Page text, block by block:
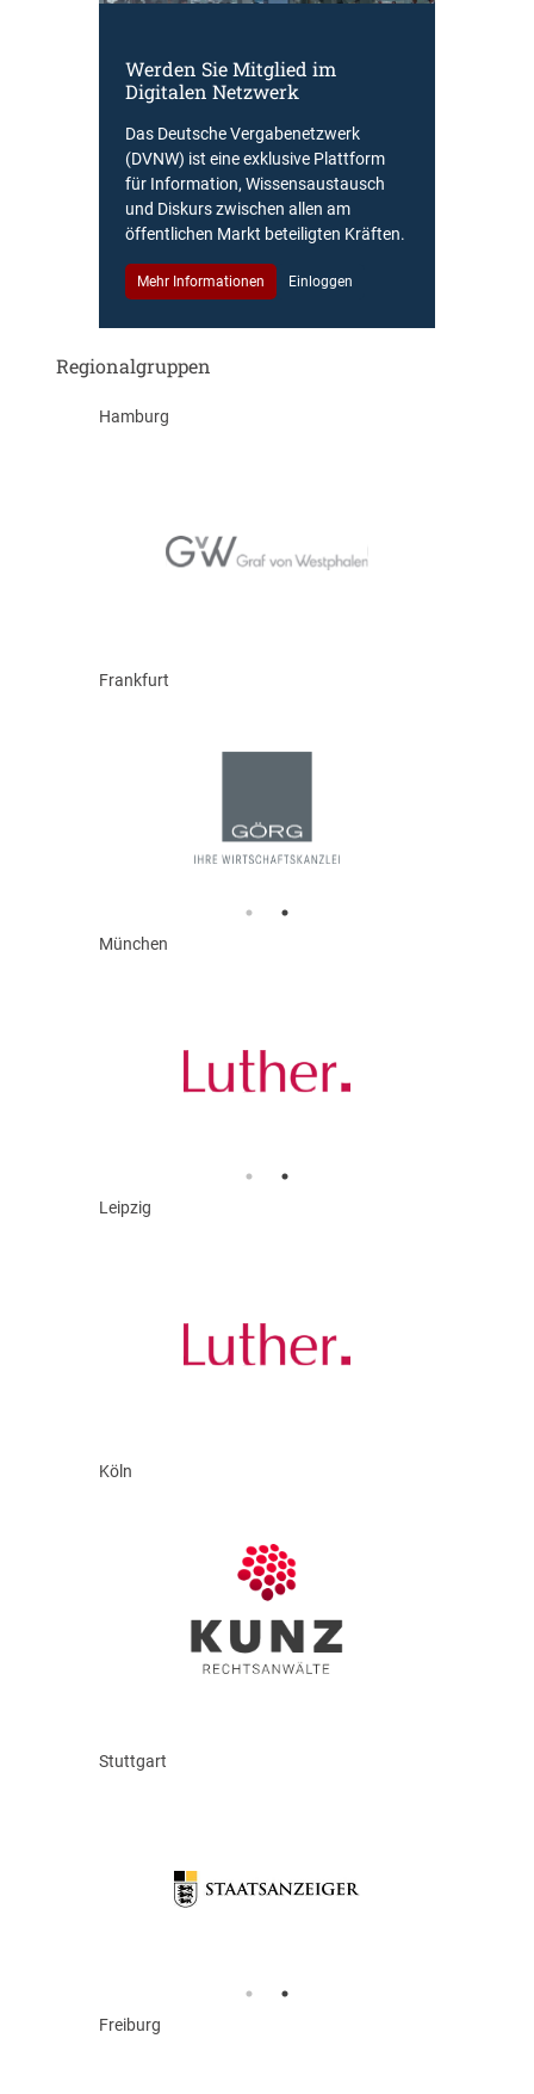
Werden Sie Mitglied im
Digitalen Netzwerk
Das Deutsche Vergabenetzwerk
(DVNW) ist eine exklusive Plattform
für Information, Wissensaustausch
und Diskurs zwischen allen am
öffentlichen Markt beteiligten Kräften.
Mehr Informationen Einloggen
Regionalgruppen
Hamburg
Frankfurt
München
Leipzig
Köln
Stuttgart
Freiburg